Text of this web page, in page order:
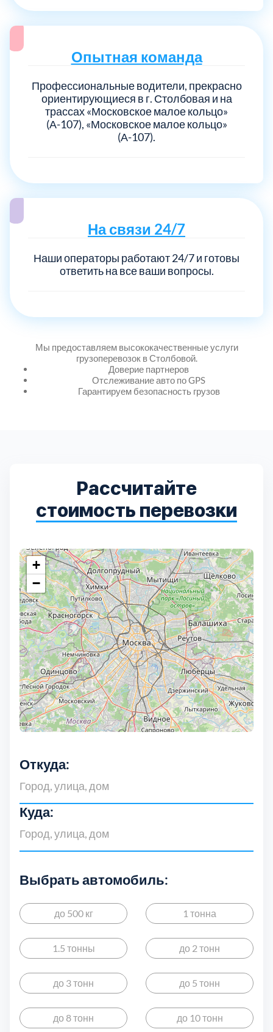
Опытная команда
Профессиональные водители, прекрасно
ориентирующиеся в г. Столбовая и на
трассах «Московское малое кольцо»
(А-107), «Московское малое кольцо»
(А-107).
На связи 24/7
Наши операторы работают 24/7 и готовы
ответить на все ваши вопросы.
Мы предоставляем высококачественные услуги
грузоперевозок в Столбовой.
Доверие партнеров
Отслеживание авто по GPS
Гарантируем безопасность грузов
Рассчитайте
стоимость перевозки
+
−
Откуда:
Куда:
Выбрать автомобиль:
до 500 кг 1 тонна
1.5 тонны до 2 тонн
до 3 тонн до 5 тонн
до 8 тонн до 10 тонн
Выберите
Балашиха 5
Волоколамский 3